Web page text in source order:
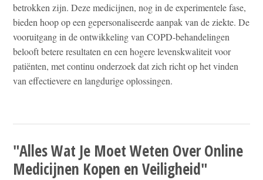
betrokken zijn. Deze medicijnen, nog in de experimentele fase,
bieden hoop op een gepersonaliseerde aanpak van de ziekte. De
vooruitgang in de ontwikkeling van COPD-behandelingen
belooft betere resultaten en een hogere levenskwaliteit voor
patiënten, met continu onderzoek dat zich richt op het vinden
van effectievere en langdurige oplossingen.
"Alles Wat Je Moet Weten Over Online
Medicijnen Kopen en Veiligheid"